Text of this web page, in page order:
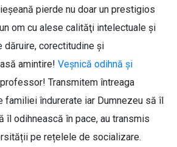
pierde nu doar un prestigios
om cu alese calităţi intelectuale şi
dăruire, corectitudine și
amintire! Veșnică odihnă și
Transmitem întreaga
familiei îndurerate iar Dumnezeu să îl
îl odihnească în pace, au transmis
pe rețelele de socializare.